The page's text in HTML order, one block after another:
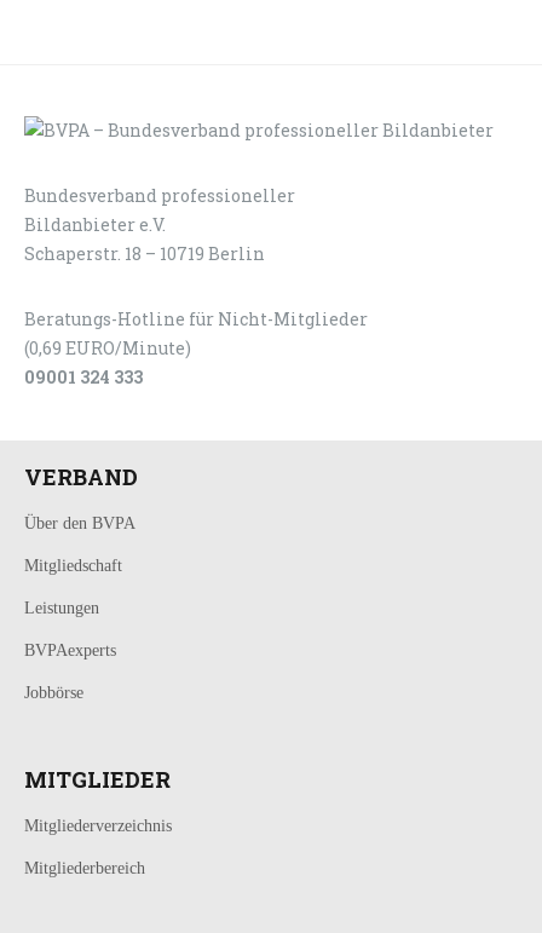
Bundesverband professioneller
Bildanbieter e.V.
Schaperstr. 18 – 10719 Berlin
Beratungs-Hotline für Nicht-Mitglieder
(0,69 EURO/Minute)
09001 324 333
VERBAND
Über den BVPA
Mitgliedschaft
Leistungen
BVPAexperts
Jobbörse
MITGLIEDER
Mitgliederverzeichnis
Mitgliederbereich